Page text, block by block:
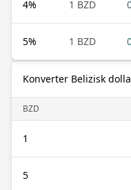
4% 1 BZD
5% 1 BZD
Konverter Belizisk
BZD
1
5